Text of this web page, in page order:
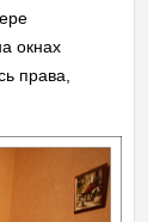
окнах
права,